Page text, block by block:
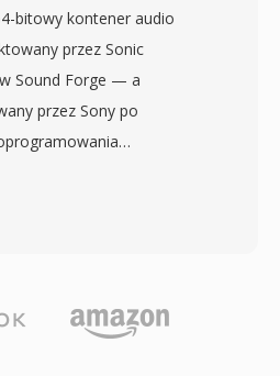
niezawodne
zarysowlan. Gdy
z plyty CD, wynikowy
zapisywany z
jako surowe PCM przed
oczywista zaleta jest
rozdzielczosci. Solidna
doskonala
bitowy kontener audio
przez Sonic
Sound Forge — a
przez Sony po
Foundry w 2003 roku.
podczas dlugich